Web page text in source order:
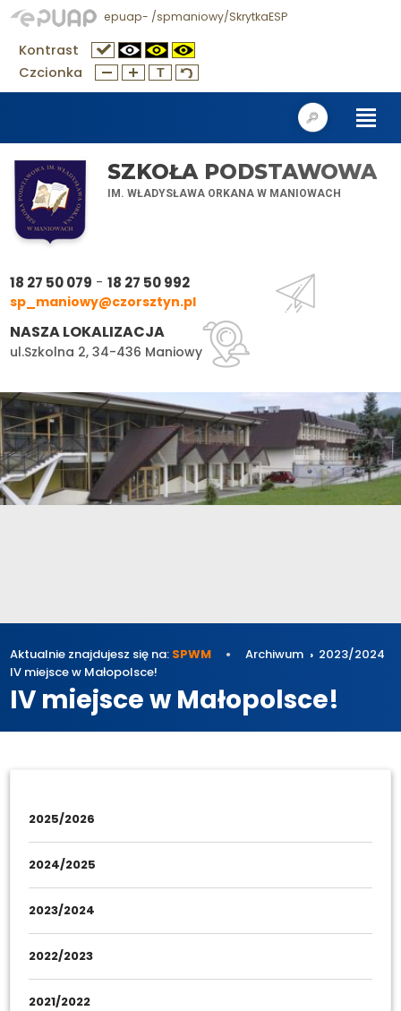
epuap- /spmaniowy/SkrytkaESP
Kontrast
Czcionka
SZKOŁA PODSTAWOWA
IM. WŁADYSŁAWA ORKANA W MANIOWACH
18 27 50 079 -18 27 50 992
sp_maniowy@czorsztyn.pl
NASZA LOKALIZACJA
ul.Szkolna 2, 34-436 Maniowy
Aktualnie znajdujesz się na: SPWM Archiwum
2023/2024
IV miejsce w Małopolsce!
IV miejsce w Małopolsce!
2025/2026
2024/2025
2023/2024
2022/2023
2021/2022